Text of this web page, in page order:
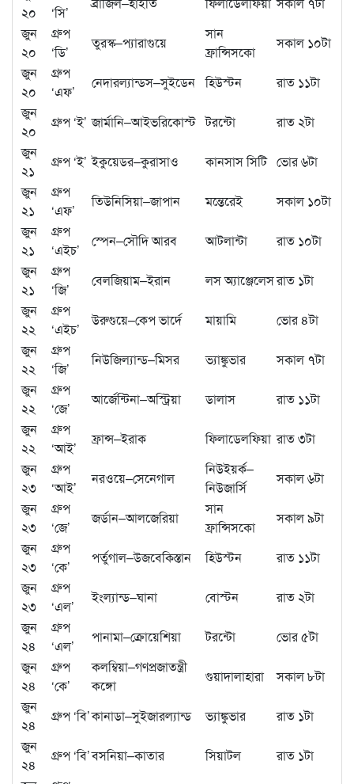
২০
‘সি’
জুন
২০
গ্রুপ
‘ডি’
তুরস্ক–প্যারাগুয়ে
সান
ফ্রান্সিসকো
সকাল ১০টা
জুন
২০
গ্রুপ
‘এফ’
নেদারল্যান্ডস–সুইডেন হিউস্টন
রাত ১১টা
জুন
২০
গ্রুপ ‘ই’ জার্মানি–আইভরিকোস্ট টরন্টো
রাত ২টা
জুন
২১
গ্রুপ ‘ই’ ইকুয়েডর–কুরাসাও কানসাস সিটি ভোর ৬টা
জুন
২১
গ্রুপ
‘এফ’
তিউনিসিয়া–জাপান মন্তেরেই
সকাল ১০টা
জুন
২১
গ্রুপ
‘এইচ’
স্পেন–সৌদি আরব আটলান্টা
রাত ১০টা
জুন
২১
গ্রুপ
‘জি’
বেলজিয়াম–ইরান লস অ্যাঞ্জেলেসরাত ১টা
জুন
২২
গ্রুপ
‘এইচ’
উরুগুয়ে–কেপ ভার্দে মায়ামি
ভোর ৪টা
জুন
২২
গ্রুপ
‘জি’
নিউজিল্যান্ড–মিসর ভ্যাঙ্কুভার
সকাল ৭টা
জুন
২২
গ্রুপ
‘জে’
আর্জেন্টিনা–অস্ট্রিয়া ডালাস
রাত ১১টা
জুন
২২
গ্রুপ
‘আই’
ফ্রান্স–ইরাক ফিলাডেলফিয়া রাত ৩টা
জুন
২৩
গ্রুপ
‘আই’
নরওয়ে–সেনেগাল
নিউইয়র্ক–
নিউজার্সি
সকাল ৬টা
জুন
২৩
গ্রুপ
‘জে’
জর্ডান–আলজেরিয়া
সান
ফ্রান্সিসকো
সকাল ৯টা
জুন
২৩
গ্রুপ
‘কে’
পর্তুগাল–উজবেকিস্তান হিউস্টন
রাত ১১টা
জুন
২৩
গ্রুপ
‘এল’
ইংল্যান্ড–ঘানা বোস্টন
রাত ২টা
জুন
২৪
গ্রুপ
‘এল’
পানামা–ক্রোয়েশিয়া টরন্টো
ভোর ৫টা
জুন
২৪
গ্রুপ
‘কে’
কলম্বিয়া–গণপ্রজাতন্ত্রী
কঙ্গো
গুয়াদালাহারা
সকাল ৮টা
জুন
২৪
গ্রুপ ‘বি’কানাডা–সুইজারল্যান্ড ভ্যাঙ্কুভার
রাত ১টা
জুন
২৪
গ্রুপ ‘বি’বসনিয়া–কাতার সিয়াটল
রাত ১টা